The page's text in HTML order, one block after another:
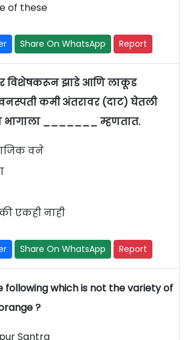
of these
Share On WhatsApp Report
विशेषकरून झाडे आणि लाकूड
कमी अंतरावर (दाट) घेतली
भागाला _______ म्हणतात.
वने
एकही नाही
Share On WhatsApp Report
following which is not the variety of
?
Santra